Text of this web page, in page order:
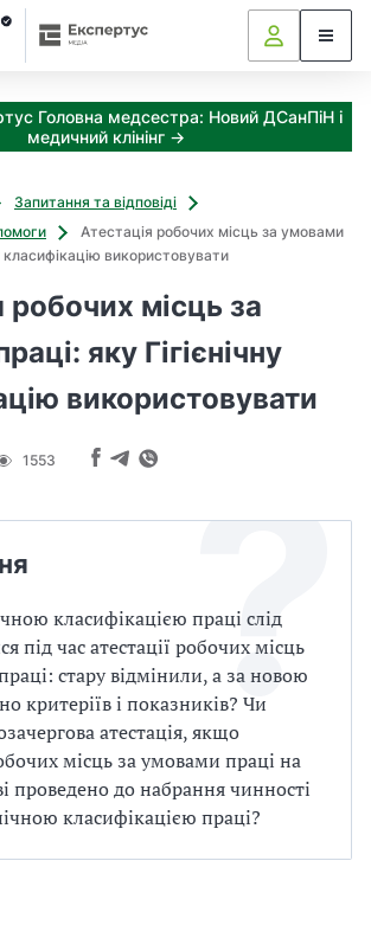
Головна медсестра: Новий ДСанПіН і
медичний клінінг →
Запитання та відповіді
Атестація робочих місць за умовами
класифікацію використовувати
робочих місць за
яку Гігієнічну
використовувати
1553
класифікацією праці слід
під час атестації робочих місць
стару відмінили, а за новою
критеріїв і показників? Чи
атестація, якщо
місць за умовами праці на
проведено до набрання чинності
класифікацією праці?